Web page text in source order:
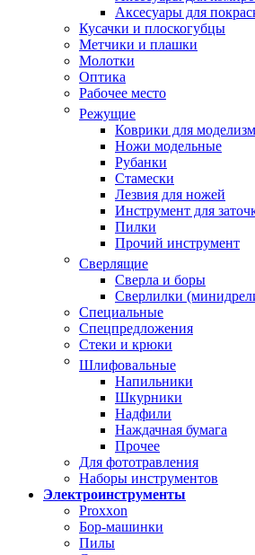
Аксесуары для
Кусачки и плоскогубцы
Метчики и плашки
Молотки
Оптика
Рабочее место
Режущие
Коврики для
Ножи модельные
Рубанки
Стамески
Лезвия для ножей
Инструмент для
Пилки
Прочий инструмент
Сверлящие
Сверла и боры
Сверлилки
Специальные
Спецпредложения
Стеки и крюки
Шлифовальные
Напильники
Шкурники
Надфили
Наждачная бумага
Прочее
Для фототравления
Наборы инструментов
Электроинструменты
Proxxon
Бор-машинки
Пилы